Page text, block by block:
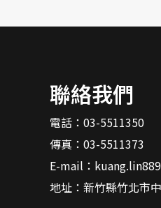
聯絡我們
電話： 03-5511350
傳真：03-5511373
E-mail：
地址： 新竹縣竹北市